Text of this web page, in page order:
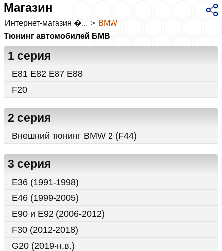
Магазин
Интернет-магазин �... > BMW
Тюнинг автомобилей БМВ
1 серия
E81 E82 E87 E88
F20
2 серия
Внешний тюнинг BMW 2 (F44)
3 серия
E36 (1991-1998)
E46 (1999-2005)
E90 и E92 (2006-2012)
F30 (2012-2018)
G20 (2019-н.в.)